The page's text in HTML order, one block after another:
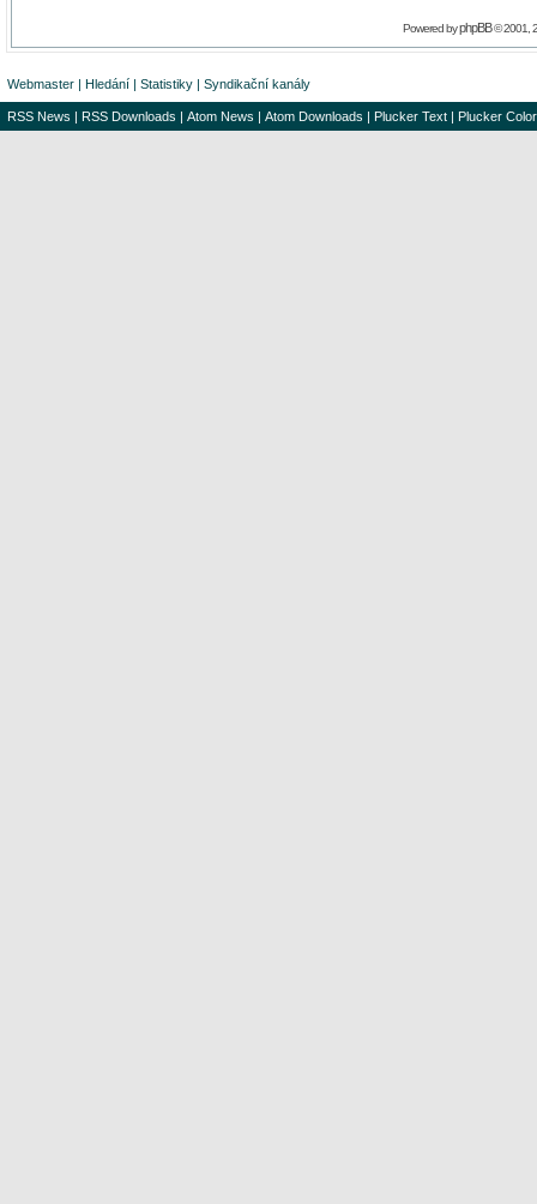
Powered byphpBB© 2001,
Webmaster | Hledání | Statistiky | Syndikační kanály
RSS News | RSS Downloads | Atom News | Atom Downloads | Plucker Text | Plucker Color